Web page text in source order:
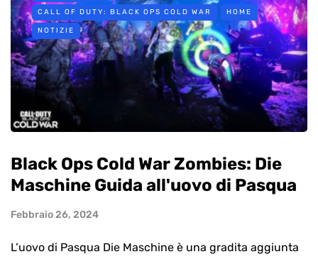
CALL OF DUTY: BLACK OPS COLD WAR HOME
NOTIZIE
Black Ops Cold War Zombies: Die
Maschine Guida all'uovo di Pasqua
Febbraio 26, 2024
L’uovo di Pasqua Die Maschine è una gradita aggiunta